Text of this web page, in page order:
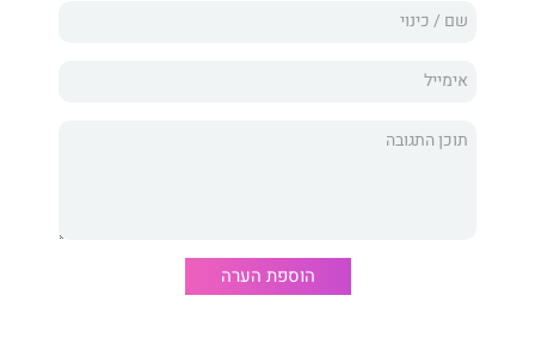
מגע מלאהוא הספר השני בסדרה "הטובים לקרב".
ספר עומד בפני עצמו, אבל הם קשורים זה לזה.
לרשימת החברים מהספרים!"הוספת הערה